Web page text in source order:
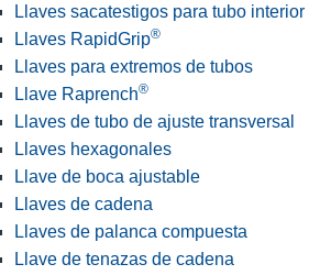
Llaves sacatestigos para tubo interior
Llaves RapidGrip®
Llaves para extremos de tubos
Llave Raprench®
Llaves de tubo de ajuste transversal
Llaves hexagonales
Llave de boca ajustable
Llaves de cadena
Llaves de palanca compuesta
Llave de tenazas de cadena